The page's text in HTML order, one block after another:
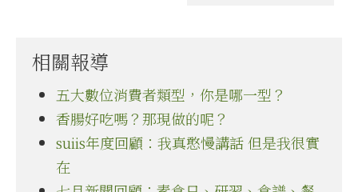
相關報導
五大數位消費者類型，你是哪一型？
香腸好吃嗎？那現做的呢？
suiis年度回顧：我真憨慢講話 但是我很實
在